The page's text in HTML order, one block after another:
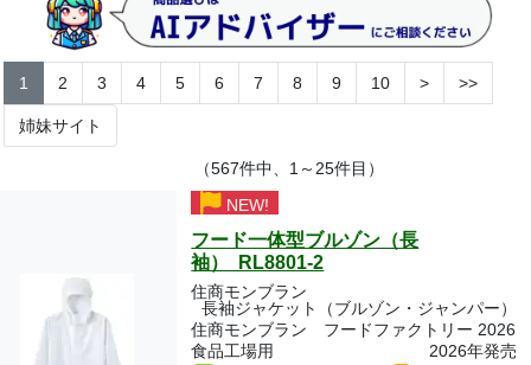
1 2 3 4 5 6 7 8 9 10 > >>
姉妹サイト
（567件中、1～25件目）
NEW!
フード一体型ブルゾン（長
袖） RL8801-2
住商モンブラン
長袖ジャケット（ブルゾン・ジャンパー）
住商モンブラン フードファクトリー 2026
食品工場用
2026年発売